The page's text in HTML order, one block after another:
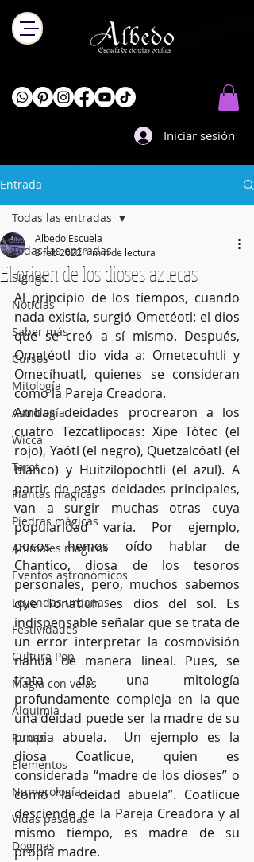
Iniciar sesión
Entrada
Todas las entradas
Signos
Noticias
Saber más
Cursos
Mitología
Astrología
Wicca
Tarot
Plantas mágicas
Piedras mágicas
Animales mágicos
Eventos astronómicos
Leyendas urbanas
Festividades
Cultura Pop
Magia con velas
Alquimia
Runas
Elementos
Numerología
Vidas pasadas
Dogmas
Todas las entradas
El origen de los dioses aztecas
Albedo Escuela
3 feb 20221 min de lectura
Al principio de los tiempos, cuando
nada existía, surgió Ometéotl: el dios
que se creó a sí mismo. Después,
Ometéotl dio vida a: Ometecuhtli y
Omecíhuatl, quienes se consideran
como la Pareja Creadora.
Ambas deidades procrearon a los
cuatro Tezcatlipocas: Xipe Tótec (el
rojo), Yaótl (el negro), Quetzalcóatl (el
blanco) y Huitzilopochtli (el azul). A
partir de estas deidades principales,
van a surgir muchas otras cuya
popularidad varía. Por ejemplo,
pocos hemos oído hablar de
Chantico, diosa de los tesoros
personales, pero, muchos sabemos
que Tonatiuh es dios del sol. Es
indispensable señalar que se trata de
un error interpretar la cosmovisión
nahua de manera lineal. Pues, se
trata de una mitología
profundamente compleja en la que
una deidad puede ser la madre de su
propia abuela.  Un ejemplo es la
diosa Coatlicue, quien es
considerada “madre de los dioses” o
como “la deidad abuela”. Coatlicue
desciende de la Pareja Creadora y al
mismo tiempo, es madre de su
propia madre.